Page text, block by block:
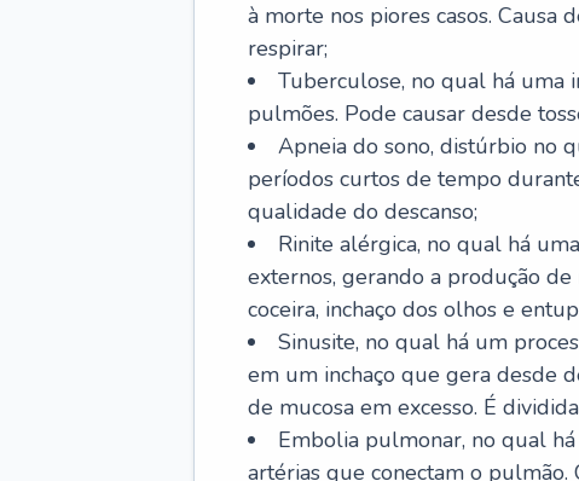
à morte nos piores casos. Causa
respirar;
Tuberculose, no qual há uma
pulmões. Pode causar desde
Apneia do sono, distúrbio no
períodos curtos de tempo
qualidade do descanso;
Rinite alérgica, no qual há
externos, gerando a produção
coceira, inchaço dos olhos e
Sinusite, no qual há um
em um inchaço que gera desde
de mucosa em excesso. É
Embolia pulmonar, no qual
artérias que conectam o